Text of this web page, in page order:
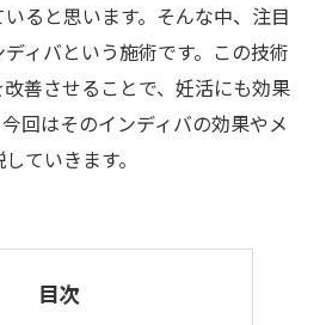
ると思います。そんな中、注目
ィバという施術です。この技術
善させることで、妊活にも効果
回はそのインディバの効果やメ
ていきます。
目次